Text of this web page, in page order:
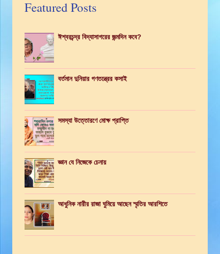
Featured Posts
ঈশ্বরচন্দ্র বিদ্যাসাগরের জন্মদিন কবে?
বর্তমান দুনিয়ার গণতন্ত্রের কসাই
সমস্যা উত্তোরণে মোক্ষ প্রাপ্তি
জ্ঞান যে নিজেকে চেনায়
আধুনিক নারীর রাজা ঘুমিয়ে আছেন স্মৃতির আরশিতে